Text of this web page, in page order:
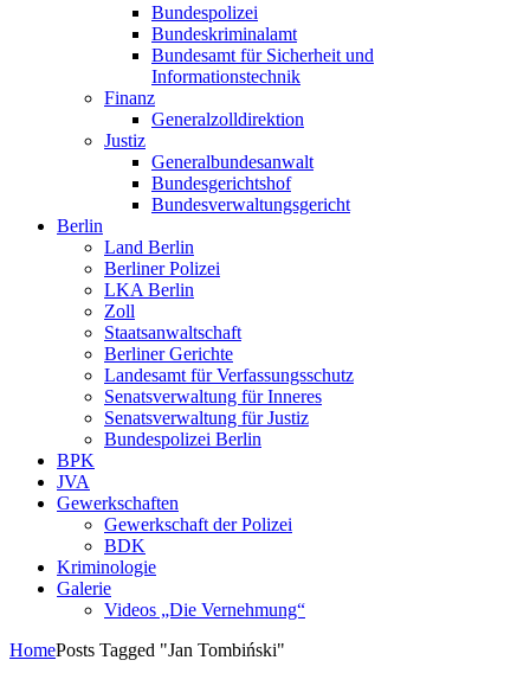
Bundespolizei
Bundeskriminalamt
Bundesamt für Sicherheit und
Informationstechnik
Finanz
Generalzolldirektion
Justiz
Generalbundesanwalt
Bundesgerichtshof
Bundesverwaltungsgericht
Berlin
Land Berlin
Berliner Polizei
LKA Berlin
Zoll
Staatsanwaltschaft
Berliner Gerichte
Landesamt für Verfassungsschutz
Senatsverwaltung für Inneres
Senatsverwaltung für Justiz
Bundespolizei Berlin
BPK
JVA
Gewerkschaften
Gewerkschaft der Polizei
BDK
Kriminologie
Galerie
Videos „Die Vernehmung“
HomePosts Tagged "Jan Tombiński"